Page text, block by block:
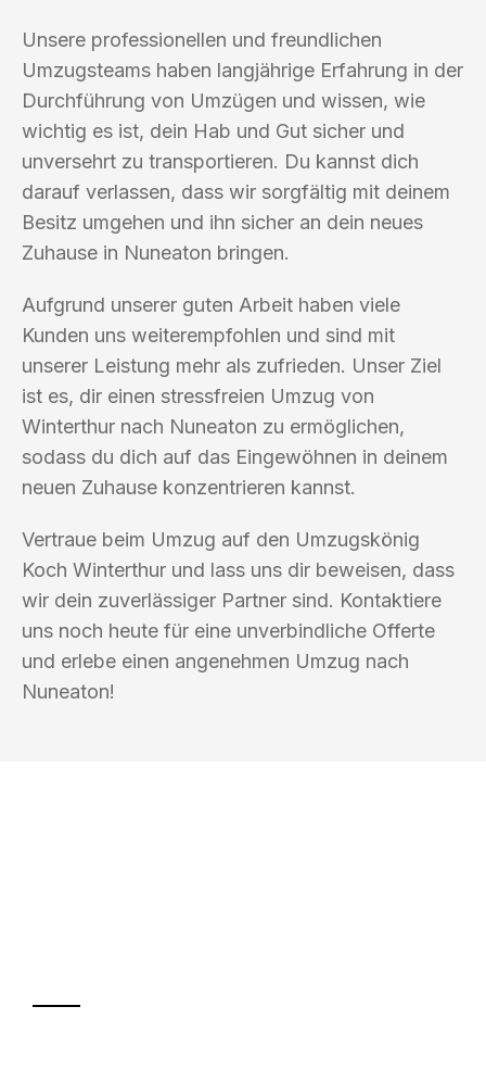
Unsere professionellen und freundlichen
Umzugsteams haben langjährige Erfahrung in der
Durchführung von Umzügen und wissen, wie
wichtig es ist, dein Hab und Gut sicher und
unversehrt zu transportieren. Du kannst dich
darauf verlassen, dass wir sorgfältig mit deinem
Besitz umgehen und ihn sicher an dein neues
Zuhause in Nuneaton bringen.
Aufgrund unserer guten Arbeit haben viele
Kunden uns weiterempfohlen und sind mit
unserer Leistung mehr als zufrieden. Unser Ziel
ist es, dir einen stressfreien Umzug von
Winterthur nach Nuneaton zu ermöglichen,
sodass du dich auf das Eingewöhnen in deinem
neuen Zuhause konzentrieren kannst.
Vertraue beim Umzug auf den Umzugskönig
Koch Winterthur und lass uns dir beweisen, dass
wir dein zuverlässiger Partner sind. Kontaktiere
uns noch heute für eine unverbindliche Offerte
und erlebe einen angenehmen Umzug nach
Nuneaton!